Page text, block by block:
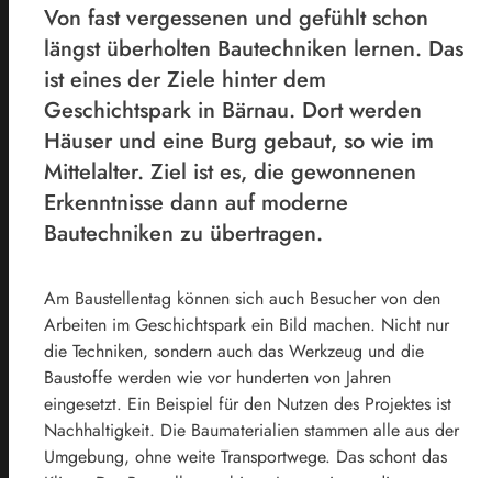
Von fast vergessenen und gefühlt schon
längst überholten Bautechniken lernen. Das
ist eines der Ziele hinter dem
Geschichtspark in Bärnau. Dort werden
Häuser und eine Burg gebaut, so wie im
Mittelalter. Ziel ist es, die gewonnenen
Erkenntnisse dann auf moderne
Bautechniken zu übertragen.
Am Baustellentag können sich auch Besucher von den
Arbeiten im Geschichtspark ein Bild machen. Nicht nur
die Techniken, sondern auch das Werkzeug und die
Baustoffe werden wie vor hunderten von Jahren
eingesetzt. Ein Beispiel für den Nutzen des Projektes ist
Nachhaltigkeit. Die Baumaterialien stammen alle aus der
Umgebung, ohne weite Transportwege. Das schont das